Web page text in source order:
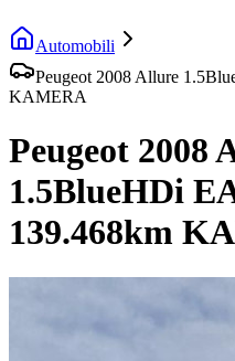
Automobili
Peugeot 2008 Allure
KAMERA
Peugeot 2008
1.5BlueHDi
139.468km